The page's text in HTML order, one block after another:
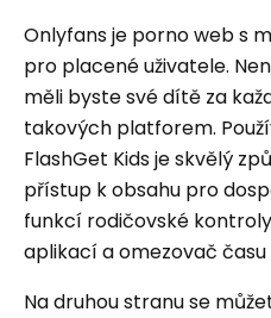
Onlyfans je porno web s
pro placené uživatele.
měli byste své dítě za
takových platforem.
FlashGet Kids je skvělý
přístup k obsahu pro
funkcí rodičovské
aplikací a omezovač
Na druhou stranu se